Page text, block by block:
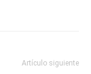
Artículo siguiente